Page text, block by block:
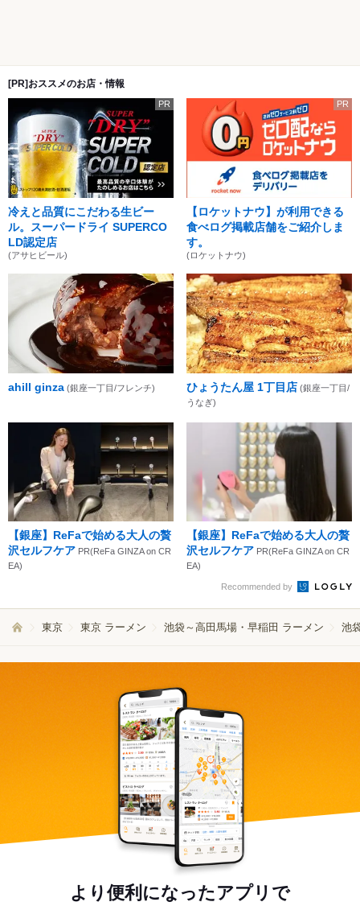
[PR]おススメのお店・情報
PR
冷えと品質にこだわる生ビー
ル。スーパードライ SUPERCO
LD認定店
(アサヒビール)
PR
【ロケットナウ】が利用できる
食べログ掲載店舗をご紹介しま
す。
(ロケットナウ)
ahill ginza (銀座一丁目/フレンチ) ひょうたん屋 1丁目店 (銀座一丁目/
うなぎ)
【銀座】ReFaで始める大人の贅
沢セルフケア PR(ReFa GINZA on CR
EA)
【銀座】ReFaで始める大人の贅
沢セルフケア PR(ReFa GINZA on CR
EA)
Recommended by
東京 東京 ラーメン 池袋～高田馬場・早稲田 ラーメン 池
より便利になったアプリで